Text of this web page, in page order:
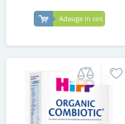
Adauga in cos